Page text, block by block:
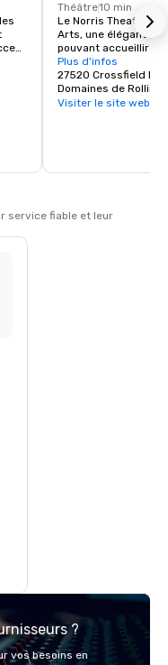
de
de
sur
En
Théâtre10 min
Le Norris Theater
Arts, une élégante
pouvant accueillir
accueille des
professionnelles
itinérantes
de danse, de
Plus d'infos
27520 Crossfield
Domaines de Rolling
Visiter le site web
service fiable et leur
?
vos besoins en